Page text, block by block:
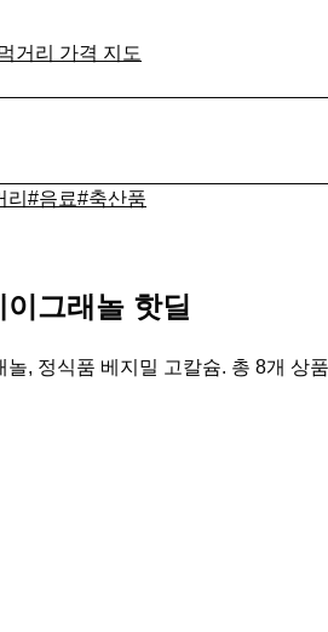
거리 가격 지도
리 #음료#축산품
그래놀 핫딜
, 정식품 베지밀 고칼슘. 총 8개 상